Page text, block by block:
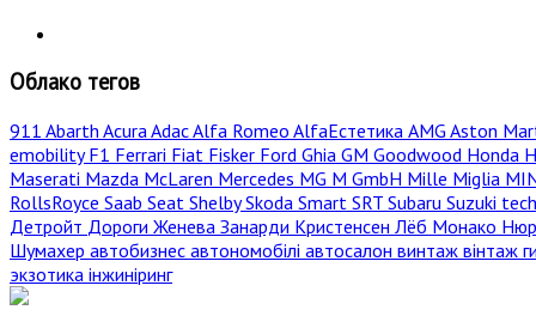
Облако тегов
911 Abarth AcuraAdacAlfa Romeo AlfaЕстетика AMG Aston
emobilityF1 Ferrari Fiat Fisker Ford Ghia GM Goodwood Honda
Maserati Mazda McLaren Mercedes MG M GmbH Mille Miglia
RollsRoyce Saab Seat ShelbySkoda Smart SRT Subaru Suzuki
Детройт Дороги Женева Занарди Кристенсен Лёб Монако
Шумахер автобизнес автономобілі автосалон винтаж вінтаж
экзотика інжиніринг